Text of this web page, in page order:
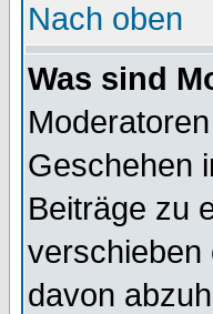
Nach oben
Was sind
Geschehen
Beiträge zu
verschieben
davon